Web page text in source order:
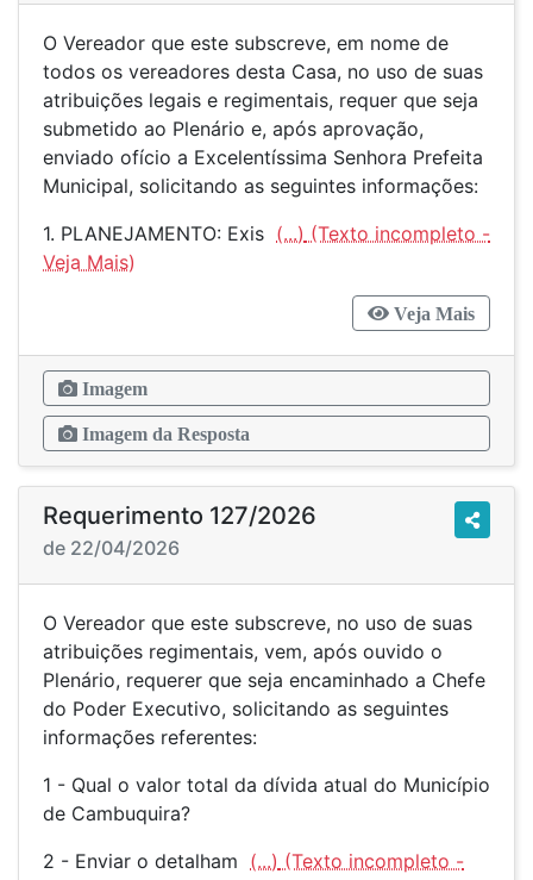
O Vereador que este subscreve, em nome de
todos os vereadores desta Casa, no uso de suas
atribuições legais e regimentais, requer que seja
submetido ao Plenário e, após aprovação,
enviado ofício a Excelentíssima Senhora Prefeita
Municipal, solicitando as seguintes informações:
1. PLANEJAMENTO: Exis (...)
Veja Mais
Imagem
Imagem da Resposta
Requerimento 127/2026
de 22/04/2026
O Vereador que este subscreve, no uso de suas
atribuições regimentais, vem, após ouvido o
Plenário, requerer que seja encaminhado a Chefe
do Poder Executivo, solicitando as seguintes
informações referentes:
1 - Qual o valor total da dívida atual do Município
de Cambuquira?
2 - Enviar o detalham (...)